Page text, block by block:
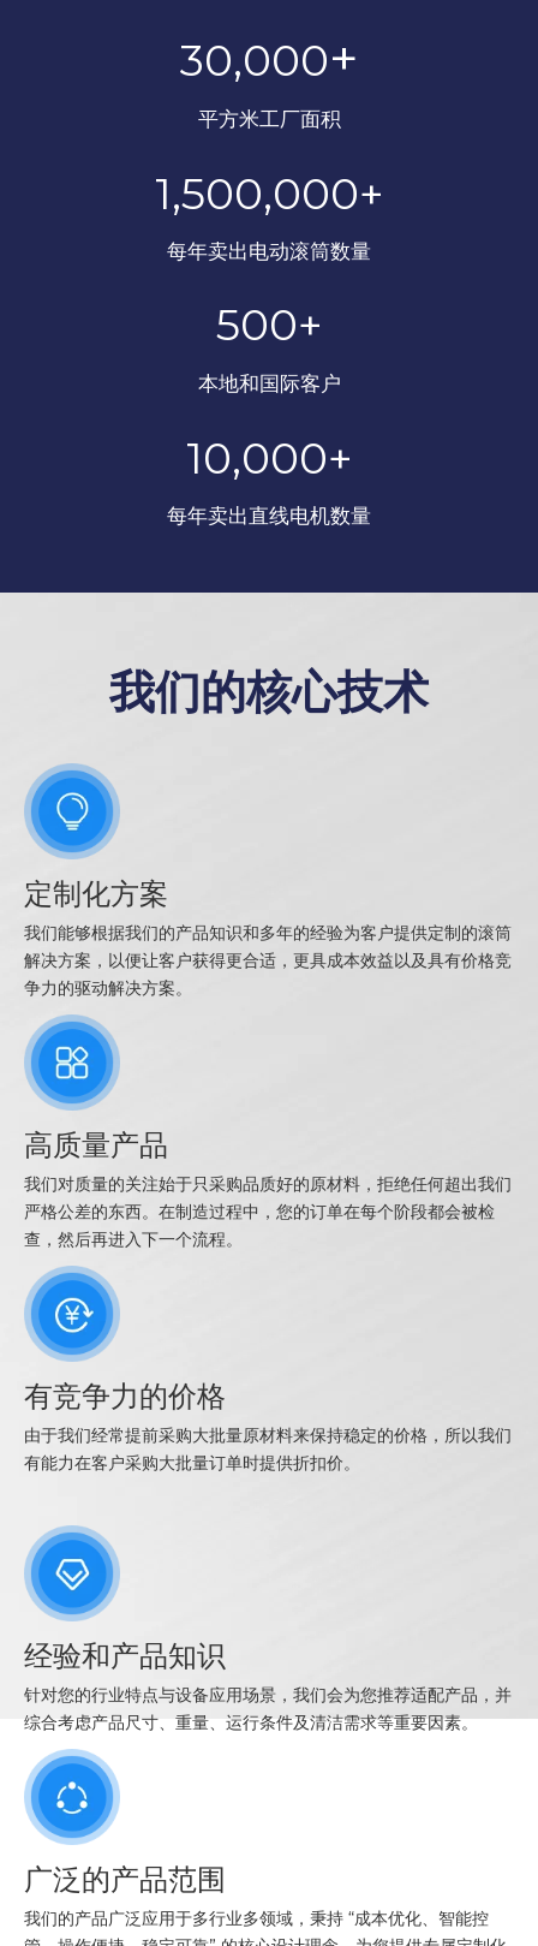
30,000+
平方米工厂面积
1,500,000+
每年卖出电动滚筒数量
500+
本地和国际客户
10,000+
每年卖出直线电机数量
我们的核心技术
定制化方案
我们能够根据我们的产品知识和多年的经验为客户提供定制的滚筒
解决方案，以便让客户获得更合适，更具成本效益以及具有价格竞
争力的驱动解决方案。
高质量产品
我们对质量的关注始于只采购品质好的原材料，拒绝任何超出我们
严格公差的东西。在制造过程中，您的订单在每个阶段都会被检
查，然后再进入下一个流程。
有竞争力的价格
由于我们经常提前采购大批量原材料来保持稳定的价格，所以我们
有能力在客户采购大批量订单时提供折扣价。
经验和产品知识
针对您的行业特点与设备应用场景，我们会为您推荐适配产品，并
综合考虑产品尺寸、重量、运行条件及清洁需求等重要因素。
广泛的产品范围
我们的产品广泛应用于多行业多领域，秉持 “成本优化、智能控